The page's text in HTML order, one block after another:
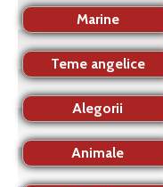
Marine
Teme angelice
Alegorii
Animale